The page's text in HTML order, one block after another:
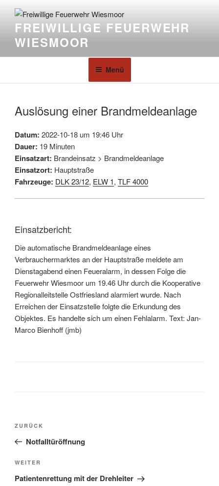
FREIWILLIGE FEUERWEHR
WIESMOOR
Menü
Auslösung einer Brandmeldeanlage
Datum: 2022-10-18 um 19:46 Uhr
Dauer: 19 Minuten
Einsatzart: Brandeinsatz > Brandmeldeanlage
Einsatzort: Hauptstraße
Fahrzeuge: DLK 23/12, ELW 1, TLF 4000
Einsatzbericht:
Die automatische Brandmeldeanlage eines
Verbrauchermarktes an der Hauptstraße meldete am
Dienstagabend einen Feueralarm, in dessen Folge die
Feuerwehr Wiesmoor um 19.46 Uhr durch die Kooperative
Regionalleitstelle Ostfriesland alarmiert wurde. Nach
Erreichen der Einsatzstelle folgte die Erkundung des
Objektes. Es handelte sich um einen Fehlalarm. Text: Jan-
Marco Bienhoff (jmb)
ZURÜCK
Notfalltüröffnung
WEITER
Patientenrettung mit der Drehleiter